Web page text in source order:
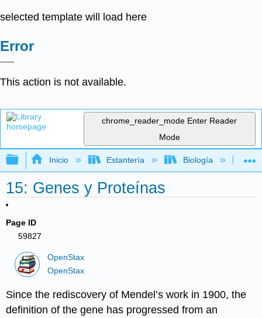
selected template will load here
Error
This action is not available.
chrome_reader_mode Enter Reader
Mode
Expandir/contraer jerarquía global
Inicio Estantería Biología
15: Genes y Proteínas
Page ID
59827
OpenStax
OpenStax
Since the rediscovery of Mendel’s work in 1900, the
definition of the gene has progressed from an